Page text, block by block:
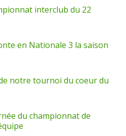
interclub du 22
en Nationale 3 la saison
notre tournoi du coeur du
du championnat de